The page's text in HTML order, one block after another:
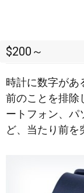
$200～
時計に数字があ
前のことを排除
ートフォン、パ
ど、当たり前を